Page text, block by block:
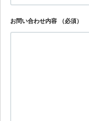
お問い合わせ内容 （必須）